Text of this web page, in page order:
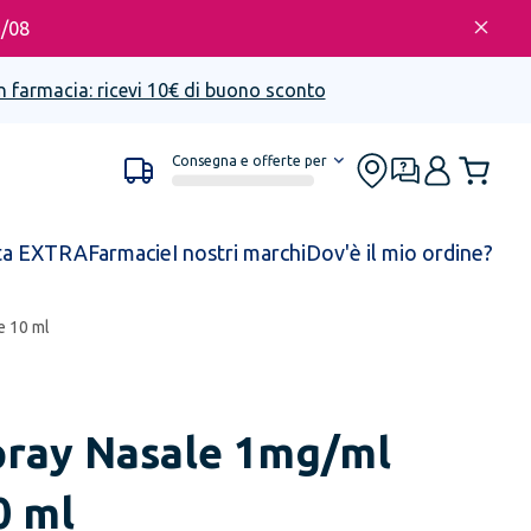
08
farmacia: ricevi 10€ di buono sconto
Consegna e offerte per
EXTRAFarmacieI nostri marchiDov'è il mio ordine?
10 ml
Nasale 1mg/ml
ml